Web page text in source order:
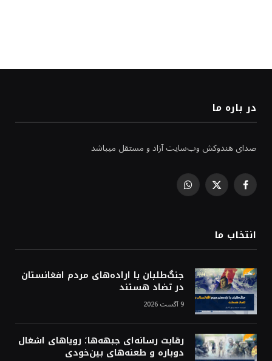
در باره ما
صدای هندوکش وب‌سایت آزاد و مستقل میباشد
Facebook
X
WhatsApp
انتخاب ما
جنگ‌طلبان با اراده‌های مردم افغانستان
در تضاد هستند
9 آگست 2026
رقابت رسانه‌ای جبهه‌ها؛ رویاهای اشغال
دوباره و طعنه‌های بین‌خودی